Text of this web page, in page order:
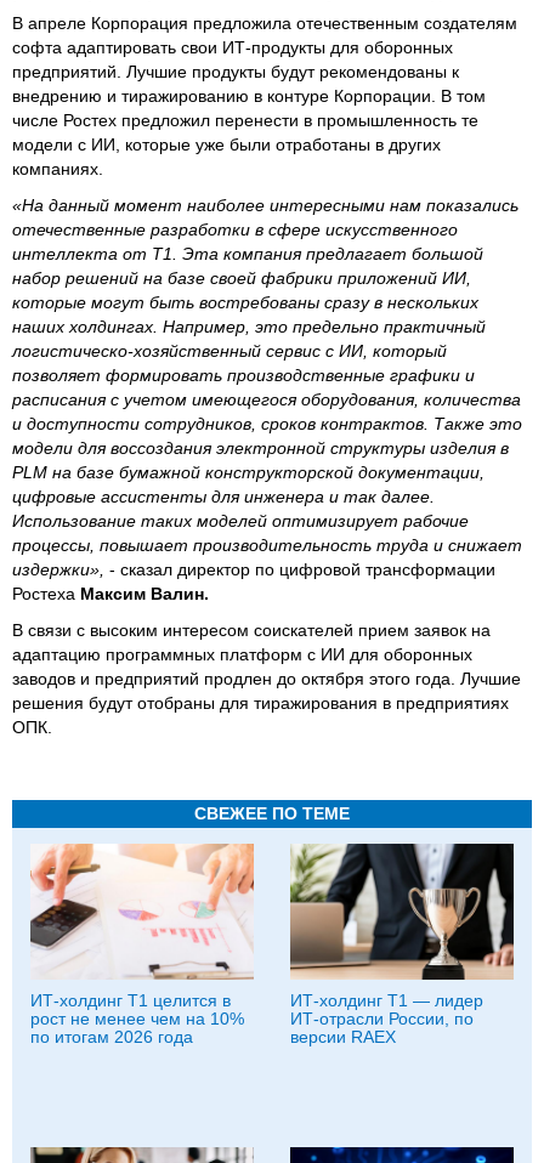
В апреле Корпорация предложила отечественным создателям
софта адаптировать свои ИТ-продукты для оборонных
предприятий. Лучшие продукты будут рекомендованы к
внедрению и тиражированию в контуре Корпорации. В том
числе Ростех предложил перенести в промышленность те
модели с ИИ, которые уже были отработаны в других
компаниях.
«На данный момент наиболее интересными нам показались
отечественные разработки в сфере искусственного
интеллекта от Т1. Эта компания предлагает большой
набор решений на базе своей фабрики приложений ИИ,
которые могут быть востребованы сразу в нескольких
наших холдингах. Например, это предельно практичный
логистическо-хозяйственный сервис с ИИ, который
позволяет формировать производственные графики и
расписания с учетом имеющегося оборудования, количества
и доступности сотрудников, сроков контрактов. Также это
модели для воссоздания электронной структуры изделия в
PLM на базе бумажной конструкторской документации,
цифровые ассистенты для инженера и так далее.
Использование таких моделей оптимизирует рабочие
процессы, повышает производительность труда и снижает
издержки», - сказал директор по цифровой трансформации
Ростеха Максим Валин.
В связи с высоким интересом соискателей прием заявок на
адаптацию программных платформ с ИИ для оборонных
заводов и предприятий продлен до октября этого года. Лучшие
решения будут отобраны для тиражирования в предприятиях
ОПК.
СВЕЖЕЕ ПО ТЕМЕ
ИТ-холдинг Т1 целится в
рост не менее чем на 10%
по итогам 2026 года
ИТ-холдинг Т1 — лидер
ИТ-отрасли России, по
версии RAEX